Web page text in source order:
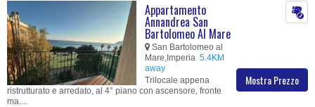
Mostra Prezzo
Appartamento
Annandrea San
Bartolomeo Al Mare
San Bartolomeo al
Mare,Imperia 5.4KM
away
Trilocale appena
ristrutturato e arredato, al 4° piano con ascensore, fronte
ma....